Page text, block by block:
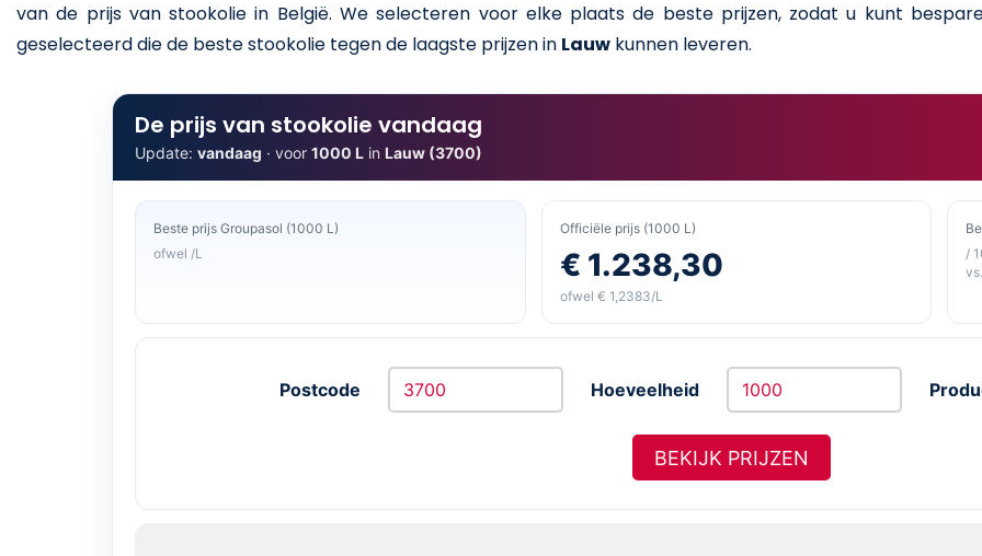
van de prijs van stookolie in België. We selecteren voor elke plaats de beste prijzen, zodat u kunt
geselecteerd die de beste stookolie tegen de laagste prijzen in Lauw kunnen leveren.
De prijs van stookolie vandaag
Update: vandaag · voor 1000 L in Lauw (3700)
Beste prijs Groupasol (1000 L)
ofwel /L
Officiële prijs (1000 L)
€ 1.238,30
ofwel € 1,2383/L
/
Postcode Hoeveelheid
BEKIJK PRIJZEN